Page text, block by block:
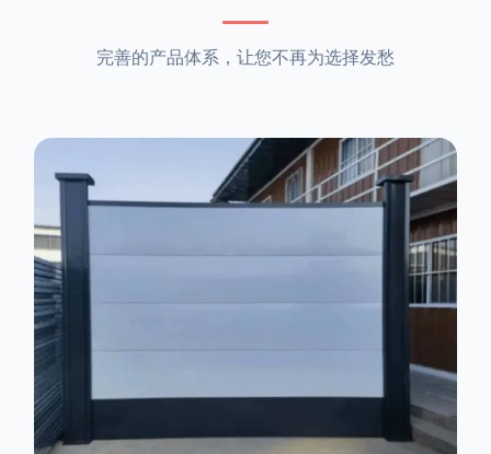
完善的产品体系，让您不再为选择发愁